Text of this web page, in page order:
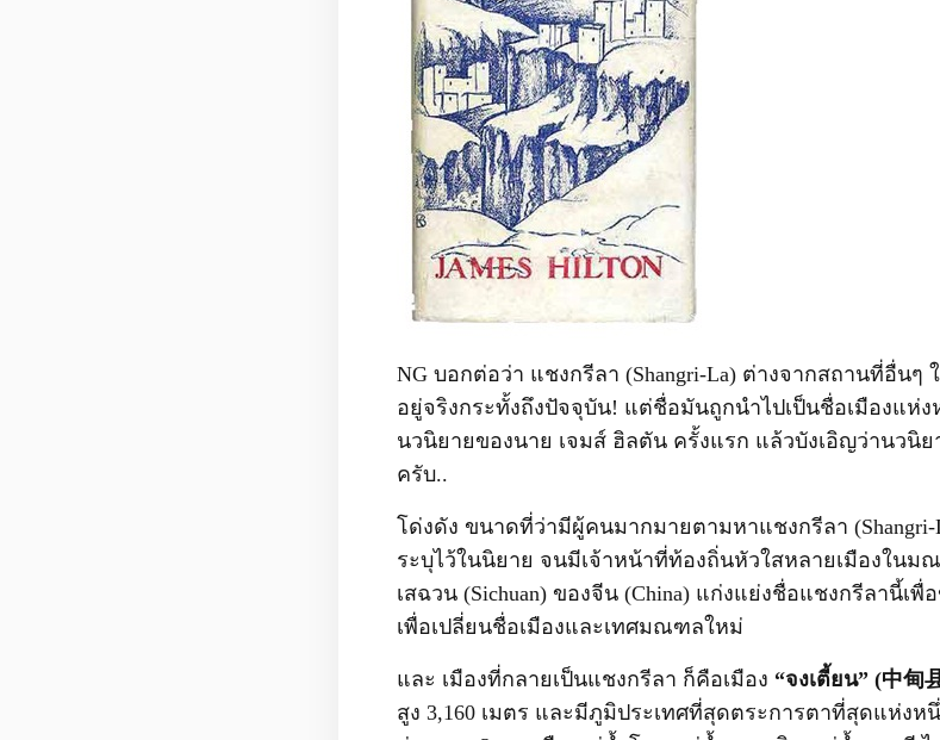
NG บอกต่อว่า แชงกรีลา (Shangri-La) ต่างจากสถานที่อื่นๆ
อยู่จริงกระทั้งถึงปัจจุบัน! แต่ชื่อมันถูกนำไปเป็นชื่อเมืองแห่
นวนิยายของนาย เจมส์ ฮิลตัน ครั้งแรก แล้วบังเอิญว่านวนิย
ครับ..
โด่งดัง ขนาดที่ว่ามีผู้คนมากมายตามหาแชงกรีลา
ระบุไว้ในนิยาย จนมีเจ้าหน้าที่ท้องถิ่นหัวใสหลายเมืองในม
เสฉวน (Sichuan) ของจีน (China) แก่งแย่งชื่อแชงกรีลานี้เ
เพื่อเปลี่ยนชื่อเมืองและเทศมณฑลใหม่
และ เมืองที่กลายเป็นแชงกรีลา ก็คือเมือง “จงเตี้ยน” (中甸
สูง 3,160 เมตร และมีภูมิประเทศที่สุดตระการตาที่สุดแห่งหนึ่